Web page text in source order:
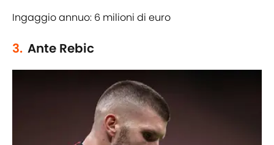
Ingaggio annuo: 6 milioni di euro
3. Ante Rebic